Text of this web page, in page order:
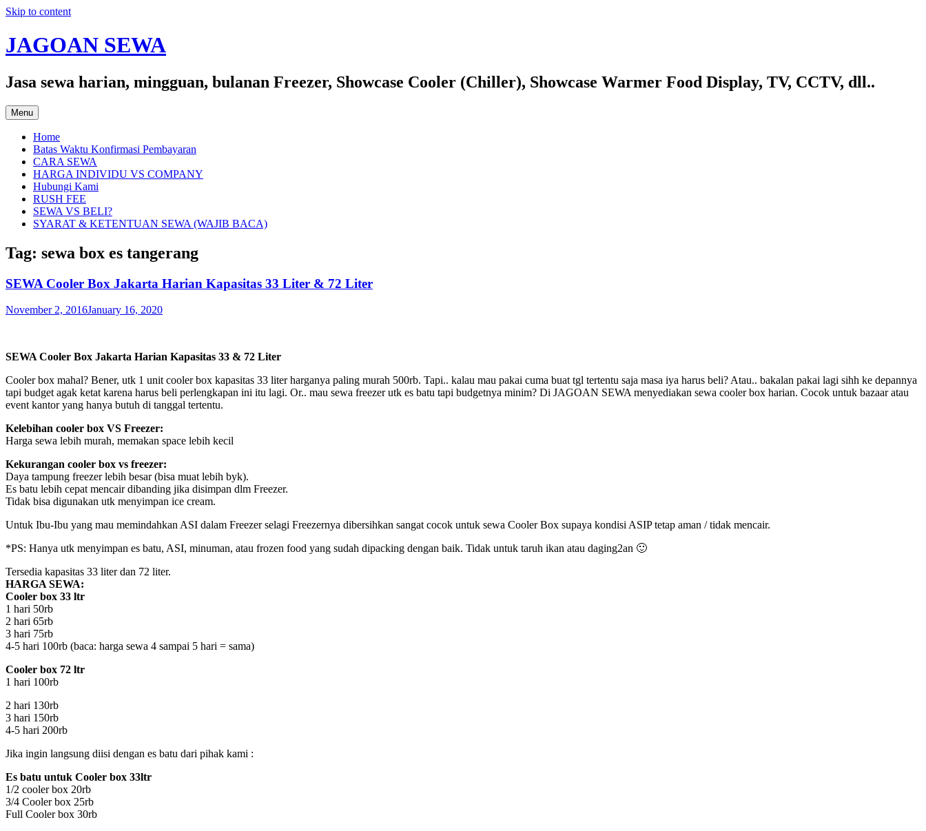
Skip to content
JAGOAN SEWA
Jasa sewa harian, mingguan, bulanan Freezer, Showcase Cooler (Chiller), Showcase Warmer Food Display, TV, CCTV, dll..
Menu
Home
Batas Waktu Konfirmasi Pembayaran
CARA SEWA
HARGA INDIVIDU VS COMPANY
Hubungi Kami
RUSH FEE
SEWA VS BELI?
SYARAT & KETENTUAN SEWA (WAJIB BACA)
Tag: sewa box es tangerang
SEWA Cooler Box Jakarta Harian Kapasitas 33 Liter & 72 Liter
November 2, 2016January 16, 2020
SEWA Cooler Box Jakarta Harian Kapasitas 33 & 72 Liter
Cooler box mahal? Bener, utk 1 unit cooler box kapasitas 33 liter harganya paling murah 500rb. Tapi.. kalau mau pakai cuma buat tgl tertentu saja masa iya harus beli? Atau.. bakalan pakai lagi sihh ke depannya
tapi budget agak ketat karena harus beli perlengkapan ini itu lagi. Or.. mau sewa freezer utk es batu tapi budgetnya minim? Di JAGOAN SEWA menyediakan sewa cooler box harian. Cocok untuk bazaar atau
event kantor yang hanya butuh di tanggal tertentu.
Kelebihan cooler box VS Freezer:
Harga sewa lebih murah, memakan space lebih kecil
Kekurangan cooler box vs freezer:
Daya tampung freezer lebih besar (bisa muat lebih byk).
Es batu lebih cepat mencair dibanding jika disimpan dlm Freezer.
Tidak bisa digunakan utk menyimpan ice cream.
Untuk Ibu-Ibu yang mau memindahkan ASI dalam Freezer selagi Freezernya dibersihkan sangat cocok untuk sewa Cooler Box supaya kondisi ASIP tetap aman / tidak mencair.
*PS: Hanya utk menyimpan es batu, ASI, minuman, atau frozen food yang sudah dipacking dengan baik. Tidak untuk taruh ikan atau daging2an 🙂
Tersedia kapasitas 33 liter dan 72 liter.
HARGA SEWA:
Cooler box 33 ltr
1 hari 50rb
2 hari 65rb
3 hari 75rb
4-5 hari 100rb (baca: harga sewa 4 sampai 5 hari = sama)
Cooler box 72 ltr
1 hari 100rb
2 hari 130rb
3 hari 150rb
4-5 hari 200rb
Jika ingin langsung diisi dengan es batu dari pihak kami :
Es batu untuk Cooler box 33ltr
1/2 cooler box 20rb
3/4 Cooler box 25rb
Full Cooler box 30rb